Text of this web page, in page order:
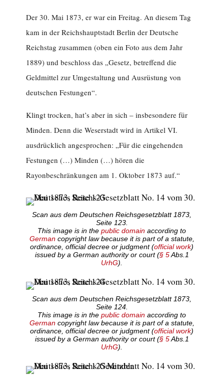
Der 30. Mai 1873, er war ein Freitag. An diesem Tag
kam in der Reichshauptstadt Berlin der Deutsche
Reichstag zusammen (oben ein Foto aus dem Jahr
1889) und beschloss das „Gesetz, betreffend die
Geldmittel zur Umgestaltung und Ausrüstung von
deutschen Festungen“.
Klingt trocken, hat’s aber in sich – insbesondere für
Minden. Denn die Weserstadt wird in Artikel VI.
ausdrücklich angesprochen: „Für die eingehenden
Festungen (…) Minden (…) hören die
Rayonbeschränkungen am 1. Oktober 1873 auf.“
Scan aus dem Deutschen Reichsgesetzblatt 1873,
Seite 123.
This image is in thepublic domain according to
Germancopyright law because it is part of a statute,
ordinance, official decree or judgment (official work)
issued by a German authority or court (§ 5Abs.1
UrhG).
Scan aus dem Deutschen Reichsgesetzblatt 1873,
Seite 124.
This image is in thepublic domain according to
Germancopyright law because it is part of a statute,
ordinance, official decree or judgment (official work)
issued by a German authority or court (§ 5Abs.1
UrhG).